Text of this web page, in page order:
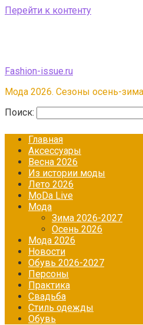
Перейти к контенту
Fashion-issue.ru
Мода 2026. Сезоны осень-
Поиск:
Главная
Аксессуары
Весна 2026
Из истории моды
Лето 2026
МоDа Live
Мода
Зима 2026-2027
Осень 2026
Мода 2026
Новости
Обувь 2026-2027
Персоны
Практика
Свадьба
Стиль одежды
Обувь